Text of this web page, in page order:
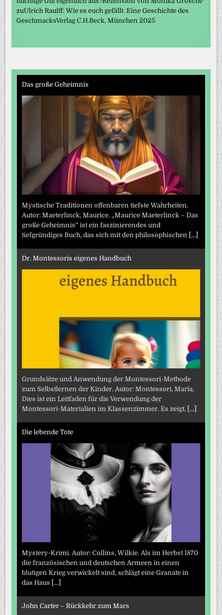
zuUlrich Raulff: Wie es euch gefällt. Eine Geschichte des
GeschmacksVerlag C.H.Beck, München 2025
Das große Geheimnis
Mystische Traditionen offenbaren tiefste Wahrheiten.
Autor: Maeterlinck, Maurice. „Maurice Maeterlinck – Das
große Geheimnis“ ist ein faszinierendes und
tiefgründiges Buch, das sich mit den philosophischen [...]
Dr. Montessoris eigenes Handbuch
Grundsätze und Anwendung der Montessori-Methode
zum Selbstlernen der Kinder. Autor: Montessori, Maria.
Dies ist ein Leitfaden für die Verwendung der
Montessori-Materialien im Klassenzimmer. Es zeigt, [...]
Die lebende Tote
Mystery-Krimi. Autor: Collins, Wilkie. Als im Herbst 1870
die französischen und deutschen Armeen in einen
blutigen Krieg verwickelt sind, schlägt eine Granate in
das Haus [...]
John Carter – Rückkehr zum Mars